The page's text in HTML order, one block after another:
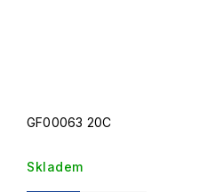
GF00063 20C
Skladem